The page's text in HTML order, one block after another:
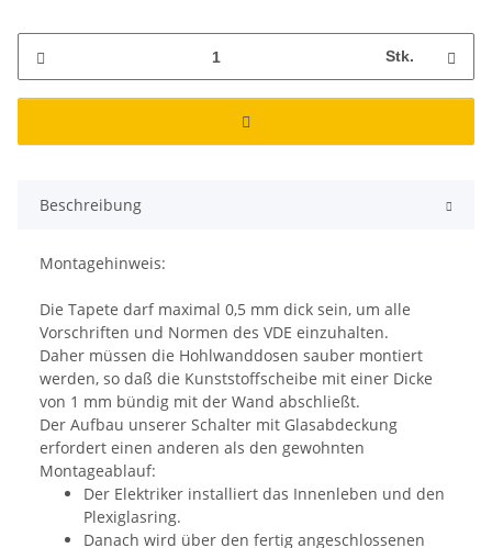
Stk.
Beschreibung
Montagehinweis:
Die Tapete darf maximal 0,5 mm dick sein, um alle
Vorschriften und Normen des VDE einzuhalten.
Daher müssen die Hohlwanddosen sauber montiert
werden, so daß die Kunststoffscheibe mit einer Dicke
von 1 mm bündig mit der Wand abschließt.
Der Aufbau unserer Schalter mit Glasabdeckung
erfordert einen anderen als den gewohnten
Montageablauf:
Der Elektriker installiert das Innenleben und den
Plexiglasring.
Danach wird über den fertig angeschlossenen